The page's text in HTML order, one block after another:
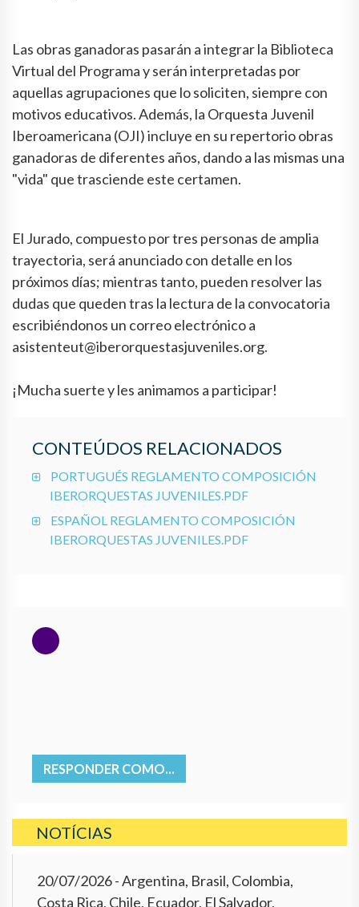
Las obras ganadoras pasarán a integrar la Biblioteca
Virtual del Programa y serán interpretadas por
aquellas agrupaciones que lo soliciten, siempre con
motivos educativos. Además, la Orquesta Juvenil
Iberoamericana (OJI) incluye en su repertorio obras
ganadoras de diferentes años, dando a las mismas una
"vida" que trasciende este certamen.
El Jurado, compuesto por tres personas de amplia
trayectoria, será anunciado con detalle en los
próximos días; mientras tanto, pueden resolver las
dudas que queden tras la lectura de la convocatoria
escribiéndonos un correo electrónico a
asistenteut@iberorquestasjuveniles.org.
¡Mucha suerte y les animamos a participar!
CONTEÚDOS RELACIONADOS
PORTUGUÉS REGLAMENTO COMPOSICIÓN
IBERORQUESTAS JUVENILES.PDF
ESPAÑOL REGLAMENTO COMPOSICIÓN
IBERORQUESTAS JUVENILES.PDF
RESPONDER COMO...
NOTÍCIAS
20/07/2026- Argentina, Brasil, Colombia,
Costa Rica, Chile, Ecuador, El Salvador,